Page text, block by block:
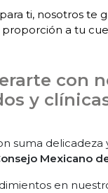
ti, nosotros te
a tu
con
y
suma delicadeza
Mexicano
en